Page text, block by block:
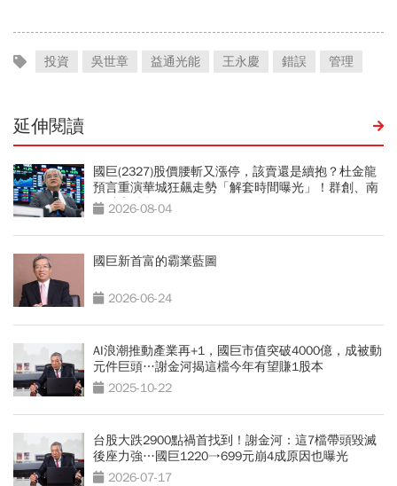
投資 吳世章 益通光能 王永慶 錯誤 管理
延伸閱讀
國巨(2327)股價腰斬又漲停，該賣還是續抱？杜金龍
預言重演華城狂飆走勢「解套時間曝光」！群創、南
亞科也點名
2026-08-04
國巨新首富的霸業藍圖
2026-06-24
AI浪潮推動產業再+1，國巨市值突破4000億，成被動
元件巨頭…謝金河揭這檔今年有望賺1股本
2025-10-22
台股大跌2900點禍首找到！謝金河：這7檔帶頭毀滅
後座力強…國巨1220→699元崩4成原因也曝光
2026-07-17